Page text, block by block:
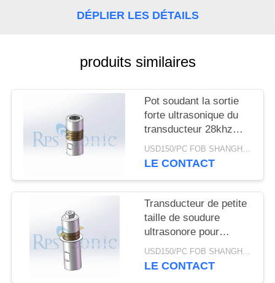
CONFIDENTIALITÉ
DÉPLIER LES DÉTAILS
produits similaires
Pot soudant la sortie
forte ultrasonique du
transducteur 28khz
800W de puissance
élevée
USD150/PC FOB SHANGHAI MOQ:1pcs
LE CONTACT
Transducteur de petite
taille de soudure
ultrasonore pour
l'équilibre d'intérieur
d'automobile
USD150/PC FOB SHANGHAI MOQ:1pcs
LE CONTACT